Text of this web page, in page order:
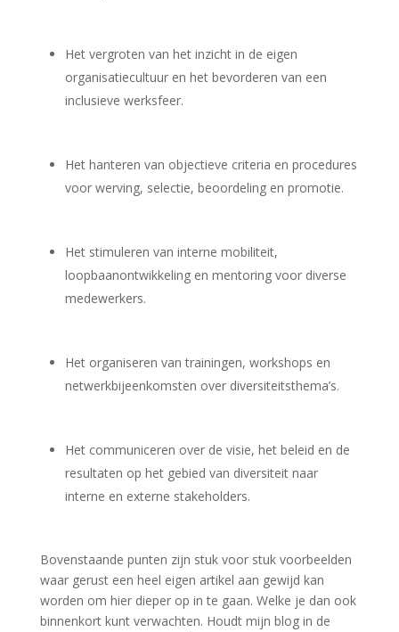
Het vergroten van het inzicht in de eigen
organisatiecultuur en het bevorderen van een
inclusieve werksfeer.
Het hanteren van objectieve criteria en procedures
voor werving, selectie, beoordeling en promotie.
Het stimuleren van interne mobiliteit,
loopbaanontwikkeling en mentoring voor diverse
medewerkers.
Het organiseren van trainingen, workshops en
netwerkbijeenkomsten over diversiteitsthema’s.
Het communiceren over de visie, het beleid en de
resultaten op het gebied van diversiteit naar
interne en externe stakeholders.
Bovenstaande punten zijn stuk voor stuk voorbeelden
waar gerust een heel eigen artikel aan gewijd kan
worden om hier dieper op in te gaan. Welke je dan ook
binnenkort kunt verwachten. Houdt mijn blog in de